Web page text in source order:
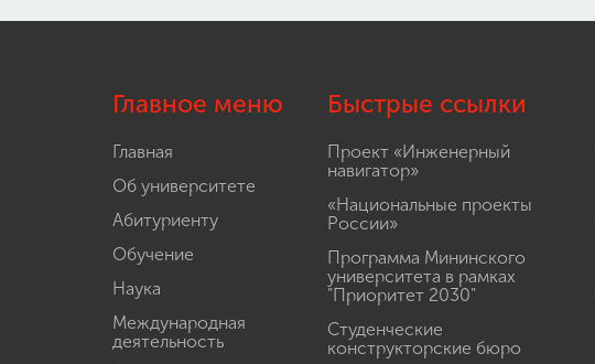
Главное меню
Главная
Об университете
Абитуриенту
Обучение
Наука
Международная
деятельность
Быстрые ссылки
Проект «Инженерный
навигатор»
«Национальные проекты
России»
Программа Мининского
университета в рамках
"Приоритет 2030"
Студенческие
конструкторские бюро